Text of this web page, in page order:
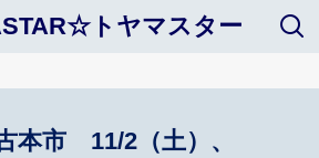
トヤマスター
本市 11/2（土）、